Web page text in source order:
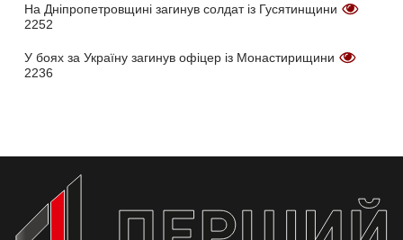
На Дніпропетровщині загинув солдат із Гусятинщини
2252
У боях за Україну загинув офіцер із Монастирищини
2236